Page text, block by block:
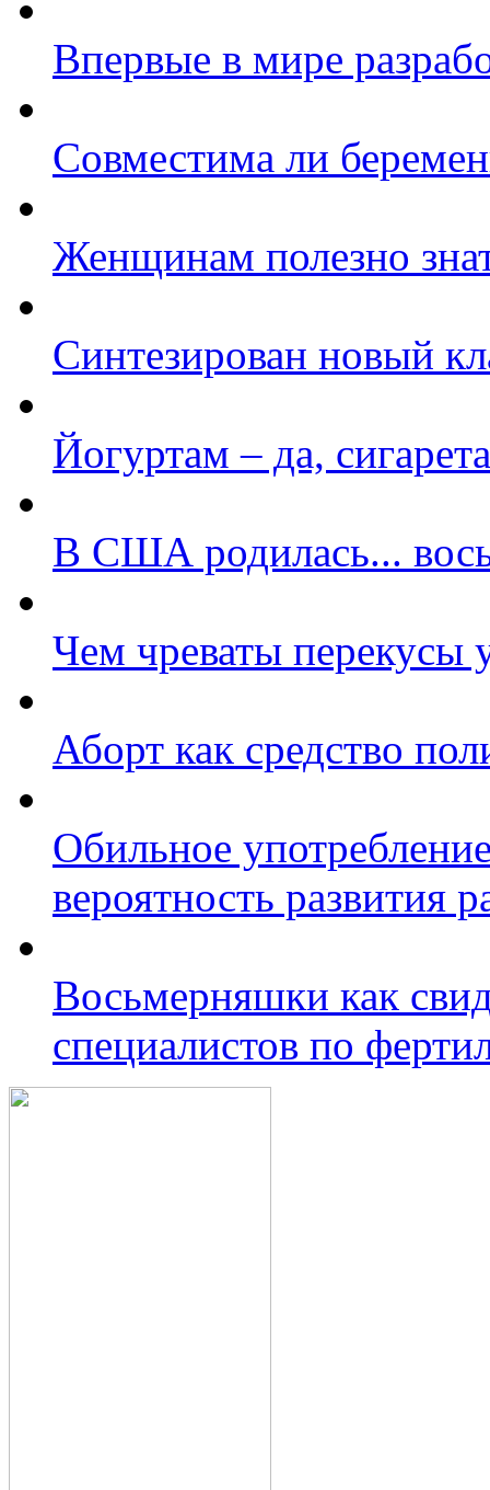
Впервые в мире
Совместима ли
Женщинам полезно
Синтезирован новый
Йогуртам – да,
В США родилась...
Чем чреваты перекусы
Аборт как средство
Обильное
вероятность развития
Восьмерняшки как
специалистов по